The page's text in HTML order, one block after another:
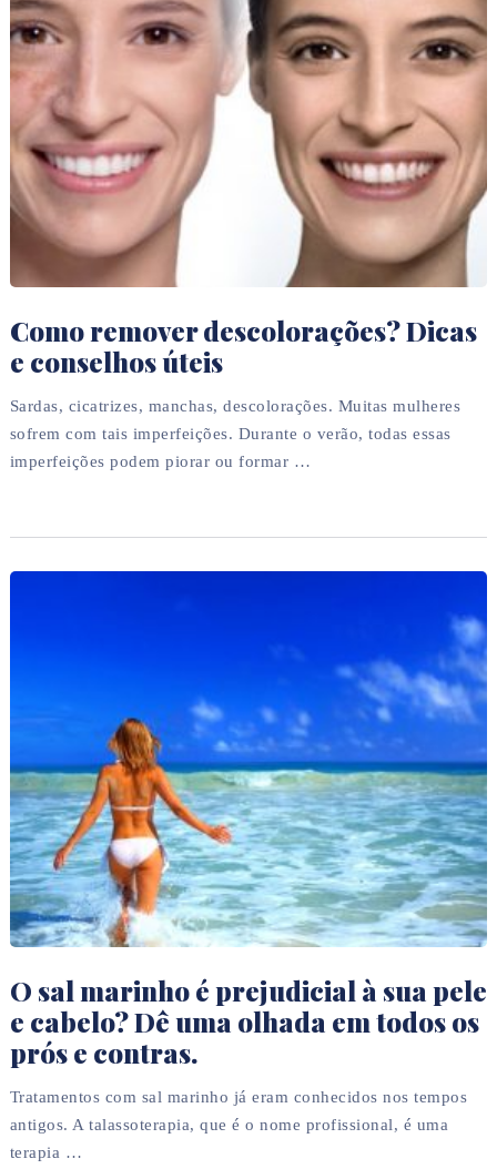
Como remover descolorações? Dicas
e conselhos úteis
Sardas, cicatrizes, manchas, descolorações. Muitas mulheres
sofrem com tais imperfeições. Durante o verão, todas essas
imperfeições podem piorar ou formar …
O sal marinho é prejudicial à sua pele
e cabelo? Dê uma olhada em todos os
prós e contras.
Tratamentos com sal marinho já eram conhecidos nos tempos
antigos. A talassoterapia, que é o nome profissional, é uma
terapia …